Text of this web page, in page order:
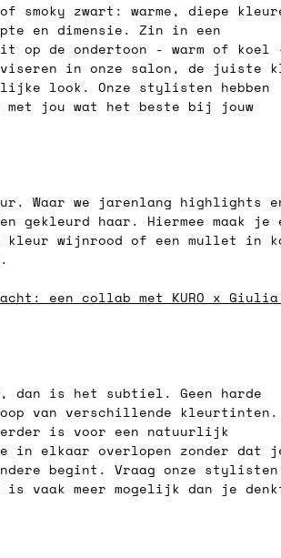
smoky zwart: warme, diepe
en dimensie. Zin in een
op de ondertoon - warm of koel
in onze salon, de juiste
look. Onze stylisten hebben
met jou wat het beste bij jouw
Waar we jarenlang highlights
gekleurd haar. Hiermee maak je
kleur wijnrood of een mullet in
een collab met KURO x Giulia
dan is het subtiel. Geen harde
van verschillende kleurtinten.
is voor een natuurlijk
in elkaar overlopen zonder dat
begint. Vraag onze stylisten
vaak meer mogelijk dan je